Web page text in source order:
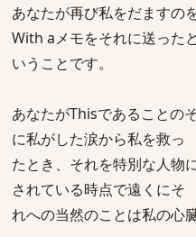
あなたが再び私をだますの
With aメモをそれに送ったと
いうことです。
あなたがThisであることの
に私がした涙から私を救っ
たとき、それを特別な人物
されている時点で遠くにそ
れへの当然のことは私の心